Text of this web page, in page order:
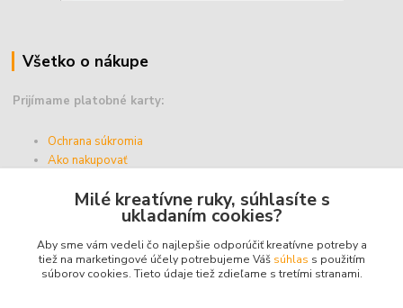
Všetko o nákupe
Prijímame platobné karty:
Ochrana súkromia
Ako nakupovať
Doprava a platba
Obchodné podmienky
Milé kreatívne ruky, súhlasíte s
ukladaním cookies?
Aby sme vám vedeli čo najlepšie odporúčiť kreatívne potreby a
tiež na marketingové účely potrebujeme Váš súhlas s použitím
súborov cookies. Tieto údaje tiež zdieľame s tretími stranami.